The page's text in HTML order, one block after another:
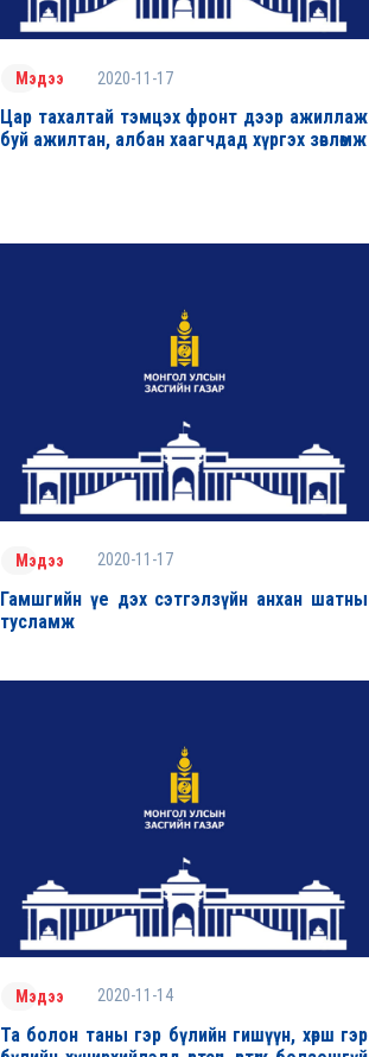
Мэдээ 2020-11-17
Цар тахалтай тэмцэх фронт дээр ажиллаж
буй ажилтан, албан хаагчдад хүргэх зөвлөмж
Мэдээ 2020-11-17
Гамшгийн үе дэх сэтгэлзүйн анхан шатны
тусламж
Мэдээ 2020-11-14
Та болон таны гэр бүлийн гишүүн, хөрш гэр